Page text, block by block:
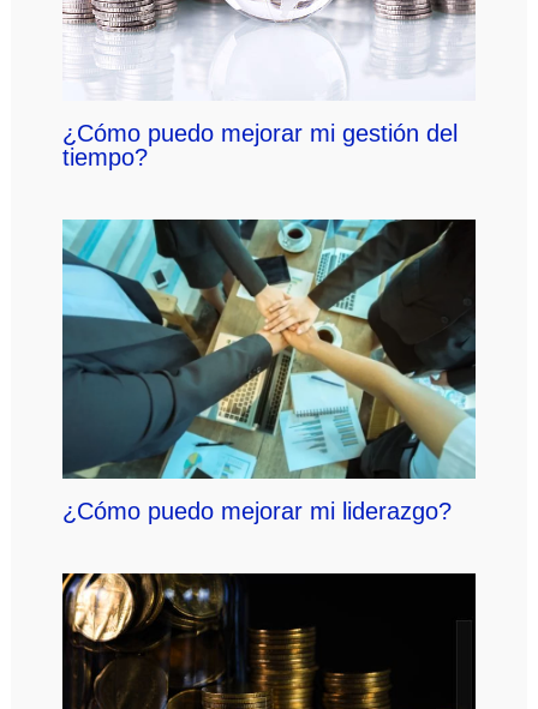
¿Cómo puedo mejorar mi gestión del
tiempo?
¿Cómo puedo mejorar mi liderazgo?